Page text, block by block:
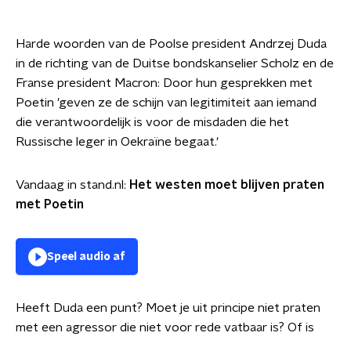
Harde woorden van de Poolse president Andrzej Duda
in de richting van de Duitse bondskanselier Scholz en de
Franse president Macron: Door hun gesprekken met
Poetin 'geven ze de schijn van legitimiteit aan iemand
die verantwoordelijk is voor de misdaden die het
Russische leger in Oekraïne begaat.'
Vandaag in stand.nl: Het westen moet blijven praten
met Poetin
Speel audio af
Heeft Duda een punt? Moet je uit principe niet praten
met een agressor die niet voor rede vatbaar is? Of is